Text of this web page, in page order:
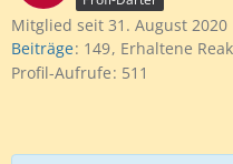
Mitglied seit 31. August 2020
Beiträge 149 Erhaltene
Profil-Aufrufe 511